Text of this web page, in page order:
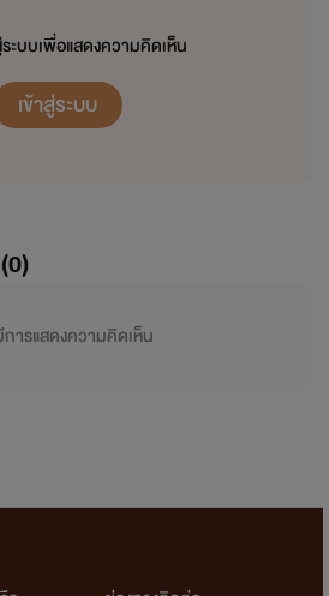
ะบบเพื่อแสดงความคิดเห็น
เข้าสู่ระบบ
0)
การแสดงความคิดเห็น